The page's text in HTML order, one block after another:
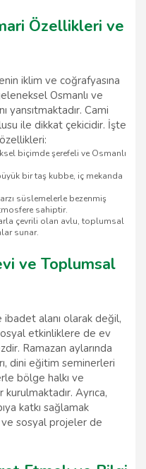
Özellikleri ve
iklim ve coğrafyasına
Osmanlı ve
yansıtmaktadır. Cami
ile dikkat çekicidir. İşte
biçimde şerefeli ve Osmanlı
bir taş kubbe, iç mekanda
süslemelerle bezenmiş
sahiptir.
çevrili olan avlu, toplumsal
sunar.
ve Toplumsal
alanı olarak değil,
etkinliklere de ev
Ramazan aylarında
dini eğitim seminerleri
bölge halkı ve
Ayrıca,
katkı sağlamak
ve sosyal projeler de